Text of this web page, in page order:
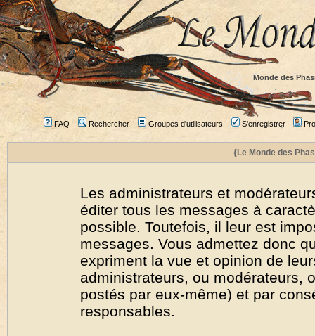
Monde des
FAQ Rechercher Groupes d'utilisateurs S'enregistrer
{Le Monde des
Les administrateurs et
éditer tous les messages à
possible. Toutefois, il leur est
messages. Vous admettez donc
expriment la vue et opinion de
administrateurs, ou modérateurs,
postés par eux-même) et par
responsables.